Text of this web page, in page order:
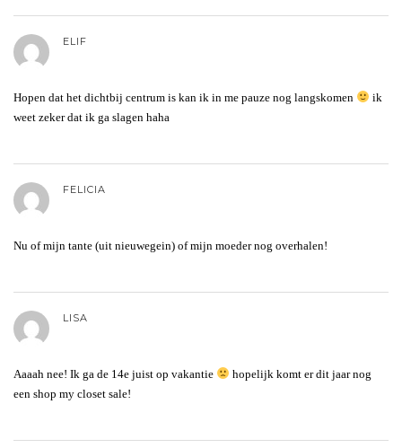
ELIF
Hopen dat het dichtbij centrum is kan ik in me pauze nog langskomen
ik
weet zeker dat ik ga slagen haha
FELICIA
Nu of mijn tante (uit nieuwegein) of mijn moeder nog overhalen!
LISA
Aaaah nee! Ik ga de 14e juist op vakantie
hopelijk komt er dit jaar nog
een shop my closet sale!